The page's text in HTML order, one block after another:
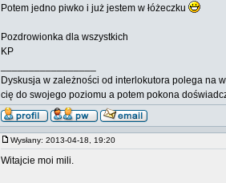
Potem jedno piwko i już jestem w łóżeczku
Pozdrowionka dla wszystkich
KP
Dyskusja w zależności od interlokutora polega na
cię do swojego poziomu a potem pokona
Wysłany: 2013-04-18, 19:20
Witajcie moi mili.